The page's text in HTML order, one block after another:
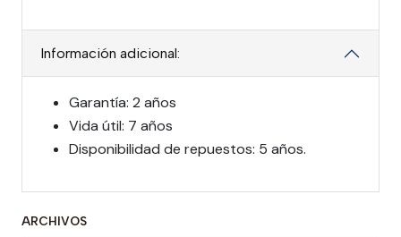
Información adicional:
Garantía: 2 años
Vida útil: 7 años
Disponibilidad de repuestos: 5 años.
ARCHIVOS